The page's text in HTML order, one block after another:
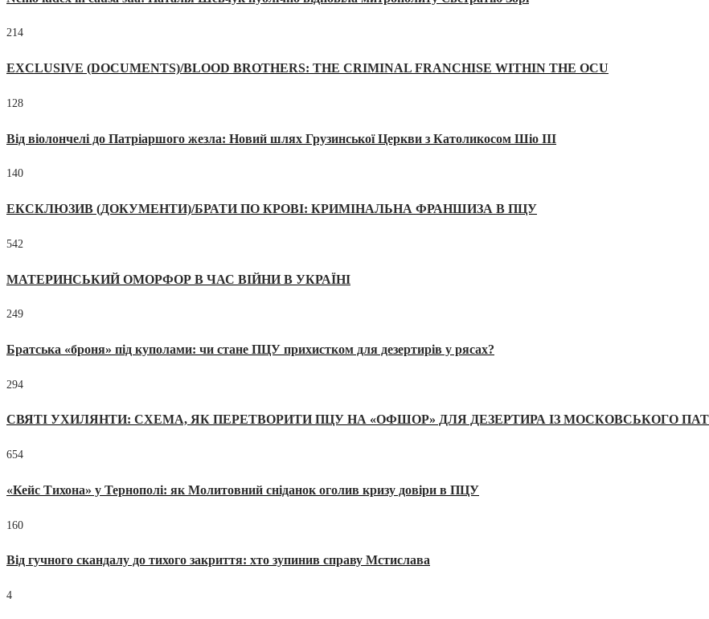
214
EXCLUSIVE (DOCUMENTS)/BLOOD BROTHERS: THE CRIMINAL FRANCHISE WITHIN THE OCU
128
Від віолончелі до Патріаршого жезла: Новий шлях Грузинської Церкви з Католикосом Шіо III
140
ЕКСКЛЮЗИВ (ДОКУМЕНТИ)/БРАТИ ПО КРОВІ: КРИМІНАЛЬНА ФРАНШИЗА В ПЦУ
542
МАТЕРИНСЬКИЙ ОМОРФОР В ЧАС ВІЙНИ В УКРАЇНІ
249
Братська «броня» під куполами: чи стане ПЦУ прихистком для дезертирів у рясах?
294
СВЯТІ УХИЛЯНТИ: СХЕМА, ЯК ПЕРЕТВОРИТИ ПЦУ НА «ОФШОР» ДЛЯ ДЕЗЕРТИРА ІЗ МОСКОВСЬКОГО
654
«Кейс Тихона» у Тернополі: як Молитовний сніданок оголив кризу довіри в ПЦУ
160
Від гучного скандалу до тихого закриття: хто зупинив справу Мстислава
4